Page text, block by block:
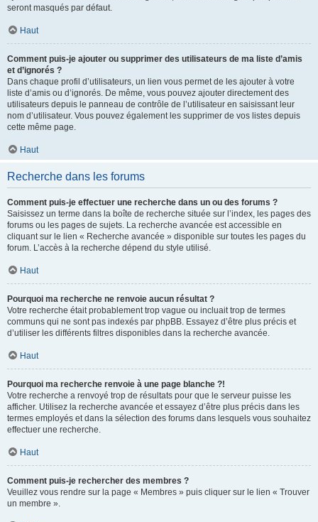
seront masqués par défaut.
Haut
Comment puis-je ajouter ou supprimer des utilisateurs de ma liste d’amis
et d’ignorés ?
Dans chaque profil d’utilisateurs, un lien vous permet de les ajouter à votre
liste d’amis ou d’ignorés. De même, vous pouvez ajouter directement des
utilisateurs depuis le panneau de contrôle de l’utilisateur en saisissant leur
nom d’utilisateur. Vous pouvez également les supprimer de vos listes depuis
cette même page.
Haut
Recherche dans les forums
Comment puis-je effectuer une recherche dans un ou des forums ?
Saisissez un terme dans la boîte de recherche située sur l’index, les pages des
forums ou les pages de sujets. La recherche avancée est accessible en
cliquant sur le lien « Recherche avancée » disponible sur toutes les pages du
forum. L’accès à la recherche dépend du style utilisé.
Haut
Pourquoi ma recherche ne renvoie aucun résultat ?
Votre recherche était probablement trop vague ou incluait trop de termes
communs qui ne sont pas indexés par phpBB. Essayez d’être plus précis et
d’utiliser les différents filtres disponibles dans la recherche avancée.
Haut
Pourquoi ma recherche renvoie à une page blanche ?!
Votre recherche a renvoyé trop de résultats pour que le serveur puisse les
afficher. Utilisez la recherche avancée et essayez d’être plus précis dans les
termes employés et dans la sélection des forums dans lesquels vous souhaitez
effectuer une recherche.
Haut
Comment puis-je rechercher des membres ?
Veuillez vous rendre sur la page « Membres » puis cliquer sur le lien « Trouver
un membre ».